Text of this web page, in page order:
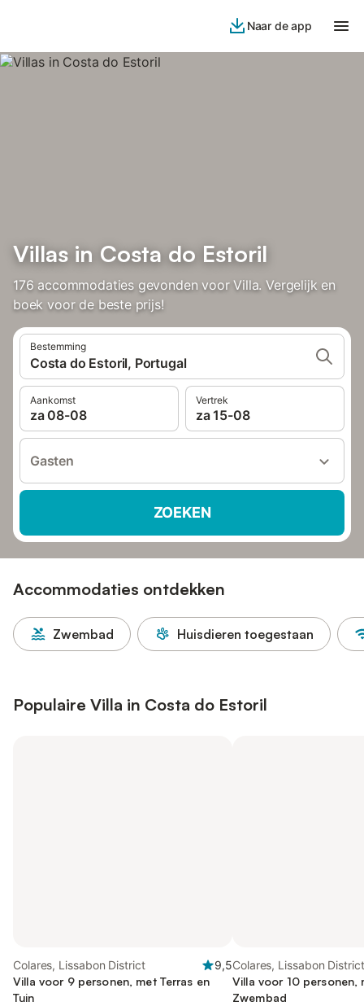
Naar de app
Villas in Costa do Estoril
176 accommodaties gevonden voor Villa. Vergelijk en
boek voor de beste prijs!
Bestemming
Costa do Estoril, Portugal
Aankomst
za 08-08
Vertrek
za 15-08
Gasten
ZOEKEN
Accommodaties ontdekken
Zwembad Huisdieren toegestaan
Populaire Villa in Costa do Estoril
Colares, Lissabon District
9,5
Villa voor 9 personen, met Terras en
Tuin
Colares, Lissabon District
Villa voor 10 personen,
Zwembad